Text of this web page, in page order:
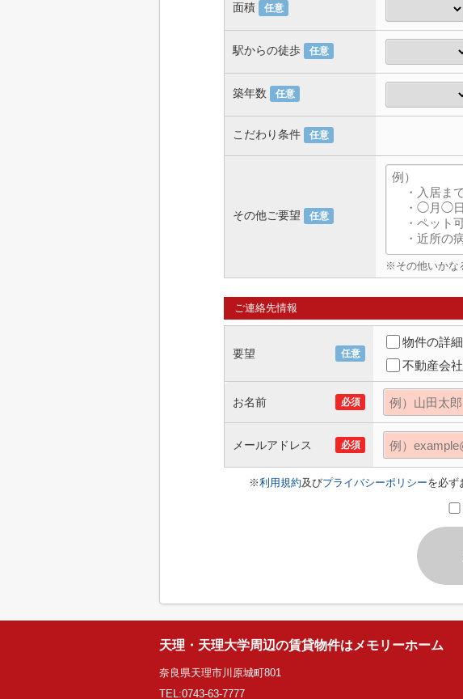
面積 任意
駅からの徒歩 任意
築年数 任意
こだわり条件 任意
その他ご要望 任意
※その他いかな
ご連絡先情報
要望 任意
物件の詳
不動産会
お名前 必須
メールアドレス 必須
※利用規約及びプライバシーポリシーを必ず
天理・天理大学周辺の賃貸物件はメモリーホーム
奈良県天理市川原城町801
TEL:0743-63-7777